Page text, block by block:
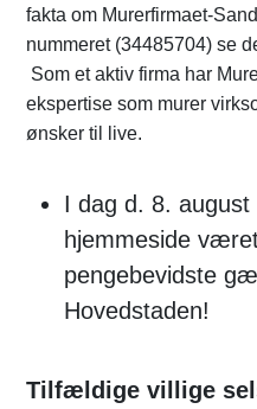
fakta om Murerfirmaet-
nummeret (34485704) se
Som et aktiv firma har
ekspertise som murer
ønsker til live.
I dag d. 8.
hjemmeside
pengebevidste
Hovedstaden!
Tilfældige villige